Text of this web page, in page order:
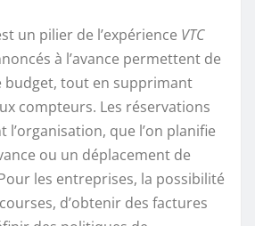
un pilier de l’expérience VTC
à l’avance permettent de
budget, tout en supprimant
compteurs. Les réservations
l’organisation, que l’on planifie
ou un déplacement de
les entreprises, la possibilité
d’obtenir des factures